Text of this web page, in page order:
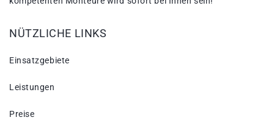
NÜTZLICHE LINKS
Einsatzgebiete
Leistungen
Preise